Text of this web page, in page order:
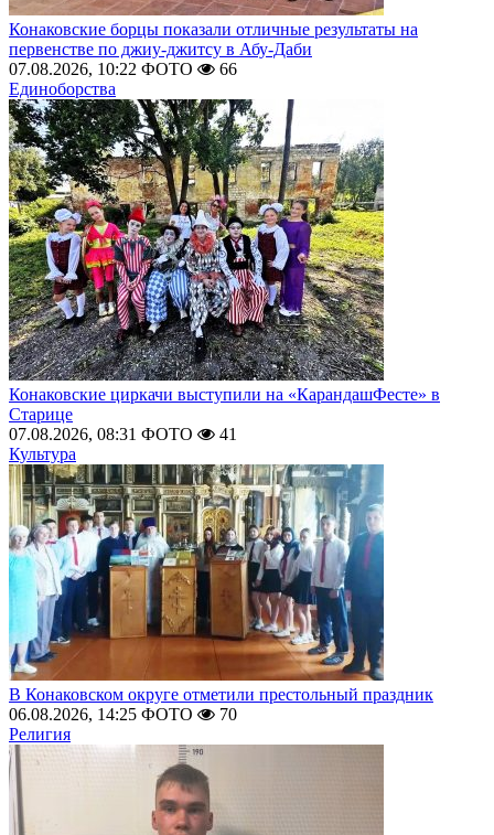
Конаковские борцы показали отличные результаты на
первенстве по джиу-джитсу в Абу-Даби
07.08.2026, 10:22 ФОТО
66
Единоборства
Конаковские циркачи выступили на «КарандашФесте» в
Старице
07.08.2026, 08:31 ФОТО
41
Культура
В Конаковском округе отметили престольный праздник
06.08.2026, 14:25 ФОТО
70
Религия